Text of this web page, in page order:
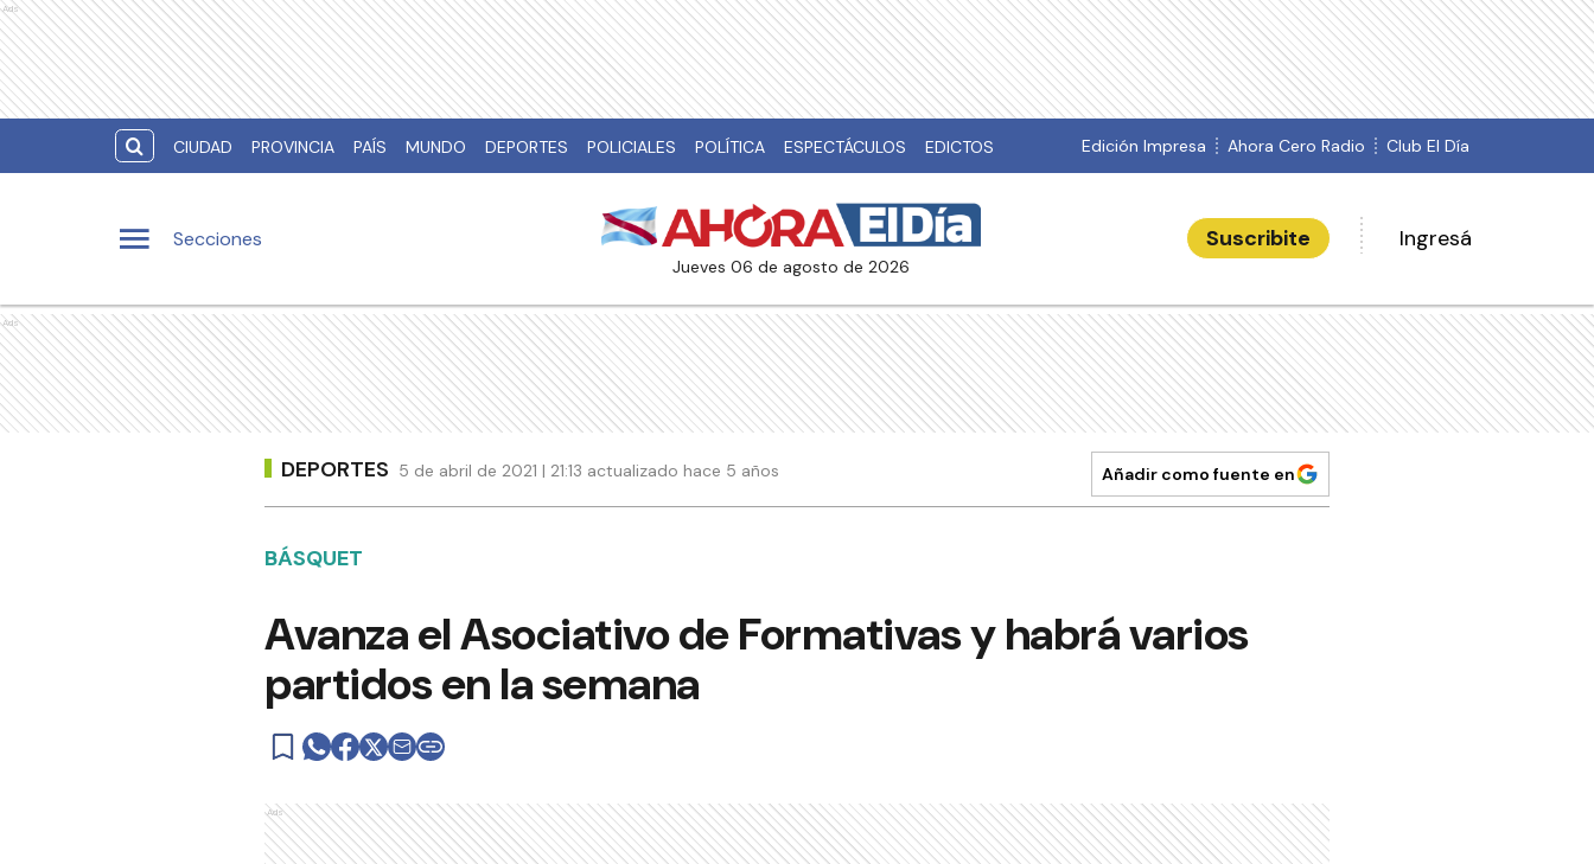
Ads
CIUDAD PROVINCIA PAÍS MUNDO DEPORTES POLICIALES POLÍTICA ESPECTÁCULOS EDICTOS Edición Impresa Ahora Cero Radio Club El Día
Secciones
jueves 06 de agosto de 2026
Suscribite Ingresá
Ads
DEPORTES 5 de abril de 2021 | 21:13 actualizado hace 5 años Añadir como fuente en
BÁSQUET
Avanza el Asociativo de Formativas y habrá varios
partidos en la semana
Ads